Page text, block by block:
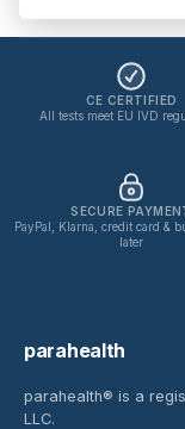
CE CERTIFIED
All tests meet EU IVD
SECURE
PayPal, Klarna, credit card &
later
parahealth
parahealth® is a
LLC.